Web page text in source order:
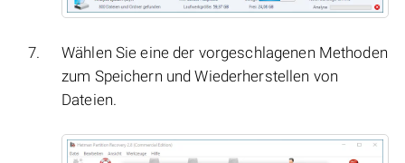
Wählen Sie eine der vorgeschlagenen Methoden
zum Speichern und Wiederherstellen von
Dateien.